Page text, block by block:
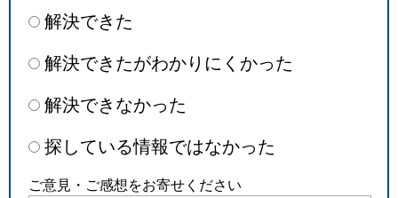
解決できた
解決できたがわかりにくかった
解決できなかった
探している情報ではなかった
ご意見・ご感想をお寄せください